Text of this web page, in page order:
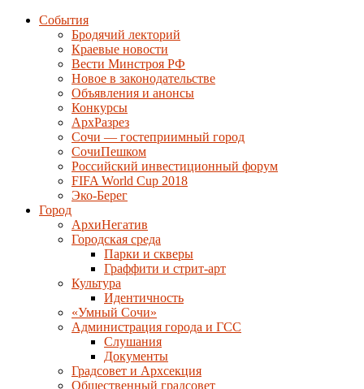
События
Бродячий лекторий
Краевые новости
Вести Минстроя РФ
Новое в законодательстве
Объявления и анонсы
Конкурсы
АрхРазрез
Сочи — гостеприимный город
СочиПешком
Российский инвестиционный форум
FIFA World Cup 2018
Эко-Берег
Город
АрхиНегатив
Городская среда
Парки и скверы
Граффити и стрит-арт
Культура
Идентичность
«Умный Сочи»
Администрация города и ГСС
Слушания
Документы
Градсовет и Архсекция
Общественный градсовет